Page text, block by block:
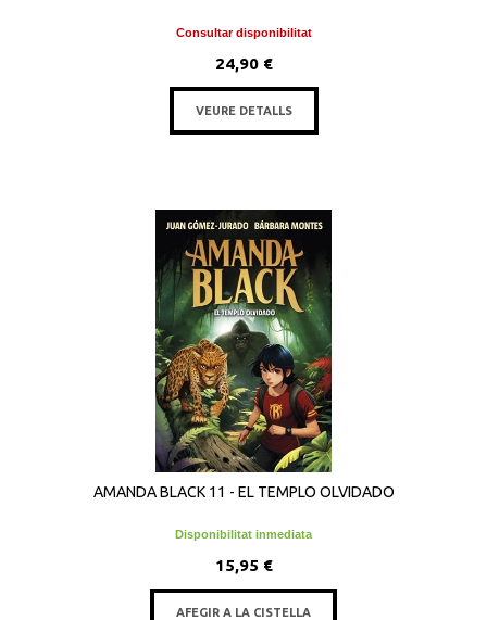
Consultar disponibilitat
24,90 €
VEURE DETALLS
AMANDA BLACK 11 - EL TEMPLO OLVIDADO
Disponibilitat inmediata
15,95 €
AFEGIR A LA CISTELLA